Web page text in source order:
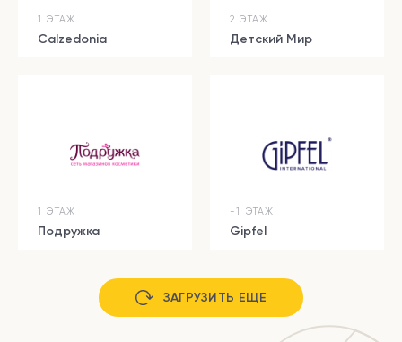
1 ЭТАЖ
Calzedonia
2 ЭТАЖ
Детский Мир
1 ЭТАЖ
Подружка
-1 ЭТАЖ
Gipfel
ЗАГРУЗИТЬ ЕЩЕ